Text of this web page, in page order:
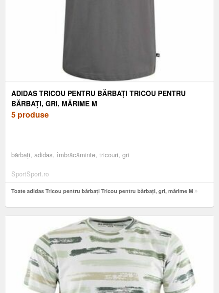
ADIDAS TRICOU PENTRU BĂRBAȚI TRICOU PENTRU
BĂRBAȚI, GRI, MĂRIME M
5 produse
bărbați, adidas, îmbrăcăminte, tricouri, gri
SportSport.ro
Toate adidas Tricou pentru bărbați Tricou pentru bărbați, gri, mărime M